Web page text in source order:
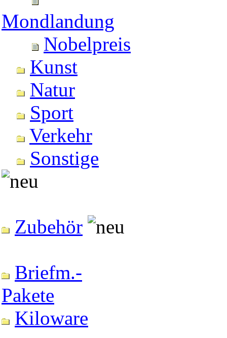
Mondlandung
Nobelpreis
Kunst
Natur
Sport
Verkehr
Sonstige
Zubehör
Briefm.-
Pakete
Kiloware